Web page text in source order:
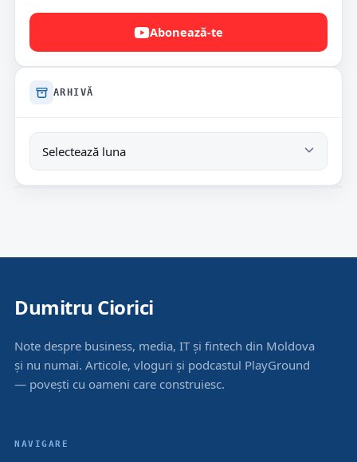
Abonează-te
ARHIVĂ
Dumitru Ciorici
Note despre business, media, IT și fintech din Moldova
și nu numai. Articole, vloguri și podcastul PlayGround
— povești cu oameni care construiesc.
NAVIGARE